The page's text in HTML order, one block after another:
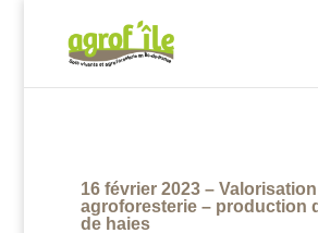
16 février 2023 – Valorisation
agroforesterie – production
de haies